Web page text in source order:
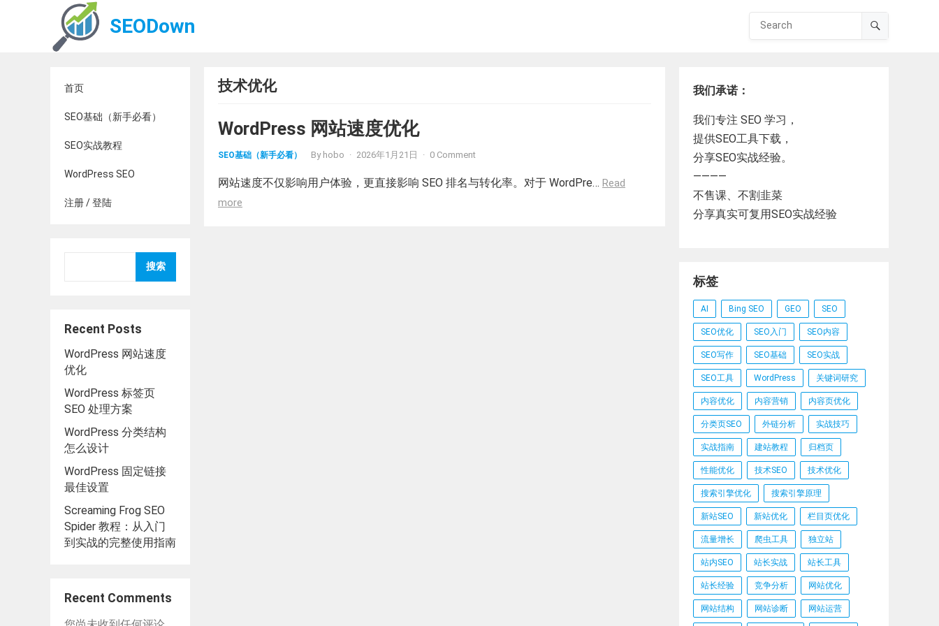
SEODown
首页
SEO基础（新手必看）
SEO实战教程
WordPress SEO
注册 / 登陆
搜索
Recent Posts
WordPress 网站速度
优化
WordPress 标签页
SEO 处理方案
WordPress 分类结构
怎么设计
WordPress 固定链接
最佳设置
Screaming Frog SEO
Spider 教程：从入门
到实战的完整使用指南
Recent Comments
技术优化
WordPress 网站速度优化
SEO基础（新手必看） By hobo · 2026年1月21日 · 0 Comment
网站速度不仅影响用户体验，更直接影响 SEO 排名与转化率。对于 WordPre… Read
more
我们承诺：
我们专注 SEO 学习，
提供SEO工具下载，
分享SEO实战经验。
————
不售课、不割韭菜
分享真实可复用SEO实战经验
标签
AI Bing SEO GEO SEO
SEO优化 SEO入门 SEO内容
SEO写作 SEO基础 SEO实战
SEO工具 WordPress 关键词研究
内容优化 内容营销 内容页优化
分类页SEO 外链分析 实战技巧
实战指南 建站教程 归档页
性能优化 技术SEO 技术优化
搜索引擎优化 搜索引擎原理
新站SEO 新站优化 栏目页优化
流量增长 爬虫工具 独立站
站内SEO 站长实战 站长工具
站长经验 竞争分析 网站优化
网站结构 网站诊断 网站运营